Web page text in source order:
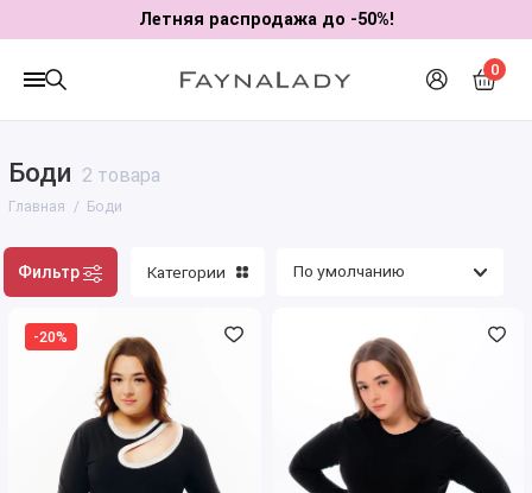
Летняя распродажа до -50%!
0
Боди 2 товара
Главная Боди
Фильтр Категории
-20%